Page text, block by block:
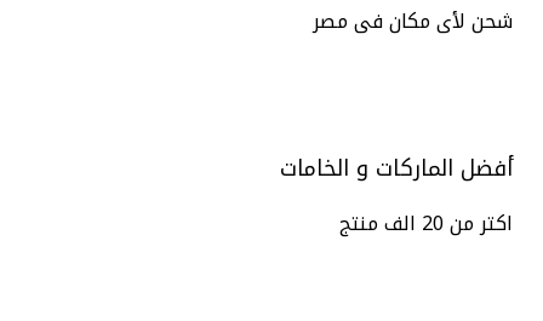
شحن لأى مكان فى مصر
أفضل الماركات و الخامات
اكتر من 20 الف منتج